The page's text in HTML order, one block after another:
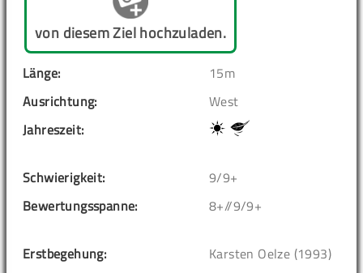
von diesem Ziel hochzuladen.
Länge:
15m
Ausrichtung:
West
Jahreszeit:
Schwierigkeit:
9/9+
Bewertungsspanne:
8+//9/9+
Erstbegehung: Karsten Oelze (1993)